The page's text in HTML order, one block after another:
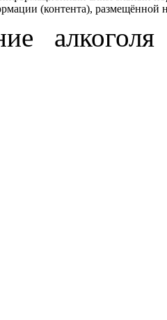
(контента), размещённой